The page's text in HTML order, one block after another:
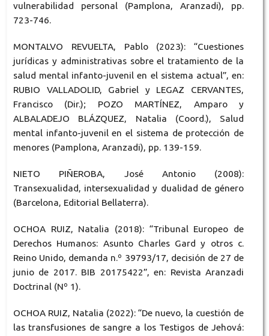
vulnerabilidad personal (Pamplona, Aranzadi), pp.
723-746.
MONTALVO REVUELTA, Pablo (2023): “Cuestiones
jurídicas y administrativas sobre el tratamiento de la
salud mental infanto-juvenil en el sistema actual”, en:
RUBIO VALLADOLID, Gabriel y LEGAZ CERVANTES,
Francisco (Dir.); POZO MARTÍNEZ, Amparo y
ALBALADEJO BLÁZQUEZ, Natalia (Coord.), Salud
mental infanto-juvenil en el sistema de protección de
menores (Pamplona, Aranzadi), pp. 139-159.
NIETO PIÑEROBA, José Antonio (2008):
Transexualidad, intersexualidad y dualidad de género
(Barcelona, Editorial Bellaterra).
OCHOA RUIZ, Natalia (2018): “Tribunal Europeo de
Derechos Humanos: Asunto Charles Gard y otros c.
Reino Unido, demanda n.º 39793/17, decisión de 27 de
junio de 2017. BIB 20175422”, en: Revista Aranzadi
Doctrinal (Nº 1).
OCHOA RUIZ, Natalia (2022): “De nuevo, la cuestión de
las transfusiones de sangre a los Testigos de Jehová: